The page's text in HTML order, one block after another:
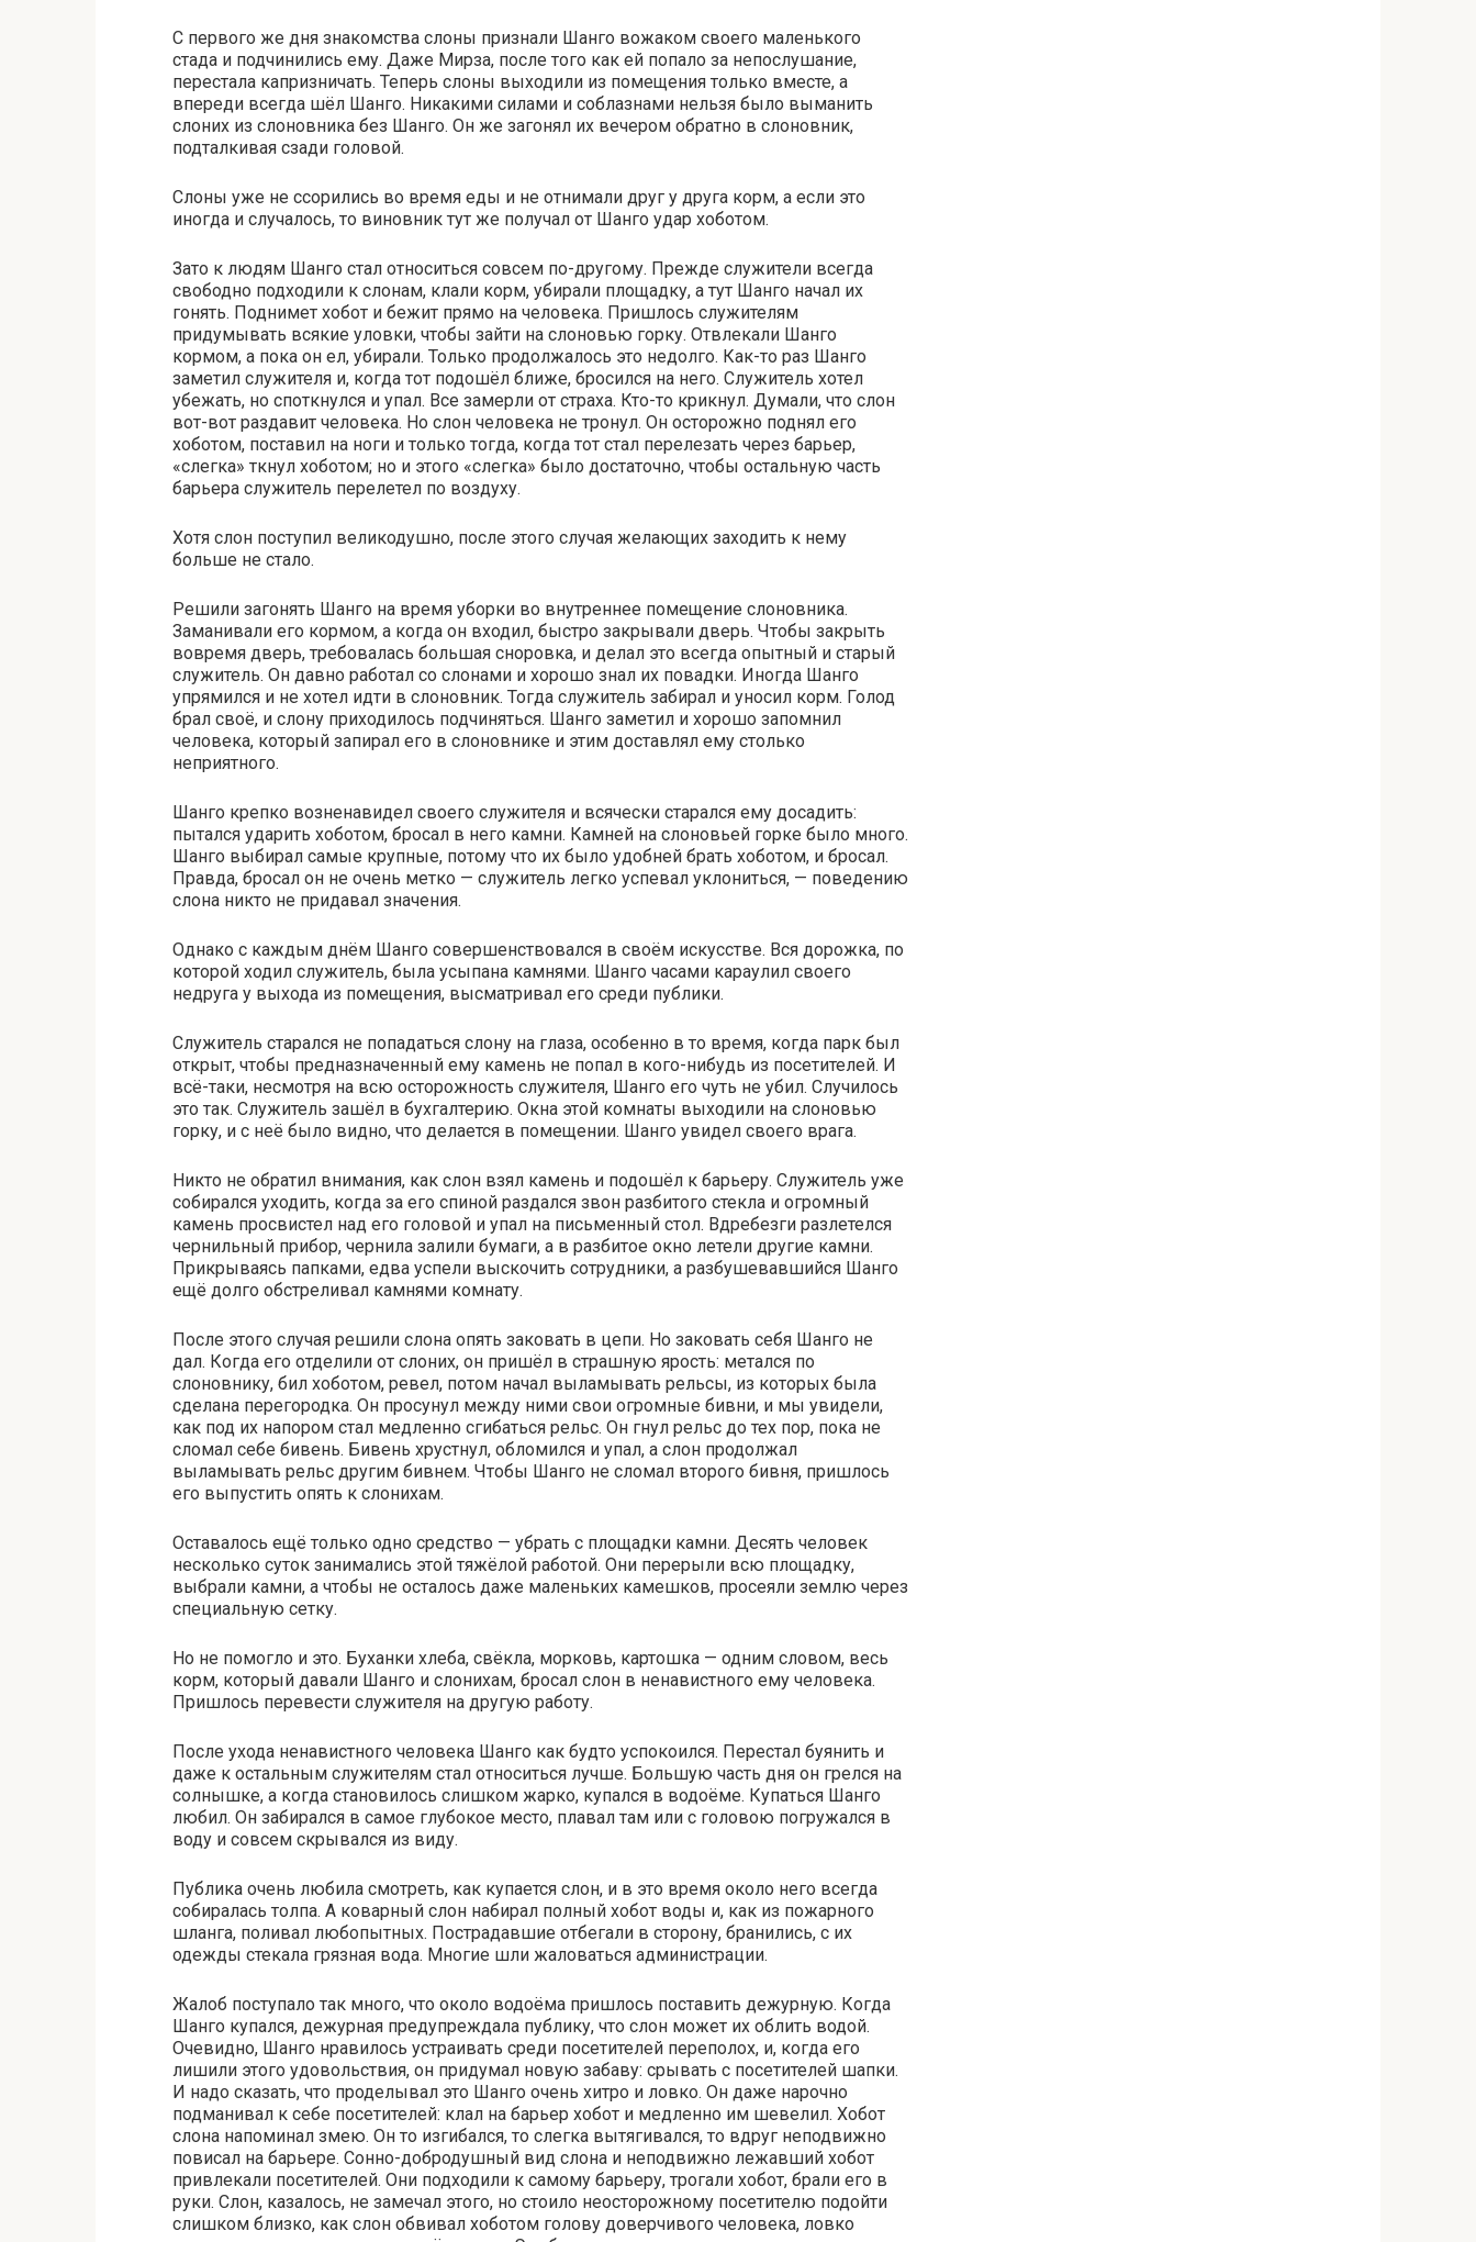
С первого же дня знакомства слоны признали Шанго вожаком своего маленького
стада и подчинились ему. Даже Мирза, после того как ей попало за непослушание,
перестала капризничать. Теперь слоны выходили из помещения только вместе, а
впереди всегда шёл Шанго. Никакими силами и соблазнами нельзя было выманить
слоних из слоновника без Шанго. Он же загонял их вечером обратно в слоновник,
подталкивая сзади головой.
Слоны уже не ссорились во время еды и не отнимали друг у друга корм, а если это
иногда и случалось, то виновник тут же получал от Шанго удар хоботом.
Зато к людям Шанго стал относиться совсем по-другому. Прежде служители всегда
свободно подходили к слонам, клали корм, убирали площадку, а тут Шанго начал их
гонять. Поднимет хобот и бежит прямо на человека. Пришлось служителям
придумывать всякие уловки, чтобы зайти на слоновью горку. Отвлекали Шанго
кормом, а пока он ел, убирали. Только продолжалось это недолго. Как-то раз Шанго
заметил служителя и, когда тот подошёл ближе, бросился на него. Служитель хотел
убежать, но споткнулся и упал. Все замерли от страха. Кто-то крикнул. Думали, что слон
вот-вот раздавит человека. Но слон человека не тронул. Он осторожно поднял его
хоботом, поставил на ноги и только тогда, когда тот стал перелезать через барьер,
«слегка» ткнул хоботом; но и этого «слегка» было достаточно, чтобы остальную часть
барьера служитель перелетел по воздуху.
Хотя слон поступил великодушно, после этого случая желающих заходить к нему
больше не стало.
Решили загонять Шанго на время уборки во внутреннее помещение слоновника.
Заманивали его кормом, а когда он входил, быстро закрывали дверь. Чтобы закрыть
вовремя дверь, требовалась большая сноровка, и делал это всегда опытный и старый
служитель. Он давно работал со слонами и хорошо знал их повадки. Иногда Шанго
упрямился и не хотел идти в слоновник. Тогда служитель забирал и уносил корм. Голод
брал своё, и слону приходилось подчиняться. Шанго заметил и хорошо запомнил
человека, который запирал его в слоновнике и этим доставлял ему столько
неприятного.
Шанго крепко возненавидел своего служителя и всячески старался ему досадить:
пытался ударить хоботом, бросал в него камни. Камней на слоновьей горке было много.
Шанго выбирал самые крупные, потому что их было удобней брать хоботом, и бросал.
Правда, бросал он не очень метко — служитель легко успевал уклониться, — поведению
слона никто не придавал значения.
Однако с каждым днём Шанго совершенствовался в своём искусстве. Вся дорожка, по
которой ходил служитель, была усыпана камнями. Шанго часами караулил своего
недруга у выхода из помещения, высматривал его среди публики.
Служитель старался не попадаться слону на глаза, особенно в то время, когда парк был
открыт, чтобы предназначенный ему камень не попал в кого-нибудь из посетителей. И
всё-таки, несмотря на всю осторожность служителя, Шанго его чуть не убил. Случилось
это так. Служитель зашёл в бухгалтерию. Окна этой комнаты выходили на слоновью
горку, и с неё было видно, что делается в помещении. Шанго увидел своего врага.
Никто не обратил внимания, как слон взял камень и подошёл к барьеру. Служитель уже
собирался уходить, когда за его спиной раздался звон разбитого стекла и огромный
камень просвистел над его головой и упал на письменный стол. Вдребезги разлетелся
чернильный прибор, чернила залили бумаги, а в разбитое окно летели другие камни.
Прикрываясь папками, едва успели выскочить сотрудники, а разбушевавшийся Шанго
ещё долго обстреливал камнями комнату.
После этого случая решили слона опять заковать в цепи. Но заковать себя Шанго не
дал. Когда его отделили от слоних, он пришёл в страшную ярость: метался по
слоновнику, бил хоботом, ревел, потом начал выламывать рельсы, из которых была
сделана перегородка. Он просунул между ними свои огромные бивни, и мы увидели,
как под их напором стал медленно сгибаться рельс. Он гнул рельс до тех пор, пока не
сломал себе бивень. Бивень хрустнул, обломился и упал, а слон продолжал
выламывать рельс другим бивнем. Чтобы Шанго не сломал второго бивня, пришлось
его выпустить опять к слонихам.
Оставалось ещё только одно средство — убрать с площадки камни. Десять человек
несколько суток занимались этой тяжёлой работой. Они перерыли всю площадку,
выбрали камни, а чтобы не осталось даже маленьких камешков, просеяли землю через
специальную сетку.
Но не помогло и это. Буханки хлеба, свёкла, морковь, картошка — одним словом, весь
корм, который давали Шанго и слонихам, бросал слон в ненавистного ему человека.
Пришлось перевести служителя на другую работу.
После ухода ненавистного человека Шанго как будто успокоился. Перестал буянить и
даже к остальным служителям стал относиться лучше. Большую часть дня он грелся на
солнышке, а когда становилось слишком жарко, купался в водоёме. Купаться Шанго
любил. Он забирался в самое глубокое место, плавал там или с головою погружался в
воду и совсем скрывался из виду.
Публика очень любила смотреть, как купается слон, и в это время около него всегда
собиралась толпа. А коварный слон набирал полный хобот воды и, как из пожарного
шланга, поливал любопытных. Пострадавшие отбегали в сторону, бранились, с их
одежды стекала грязная вода. Многие шли жаловаться администрации.
Жалоб поступало так много, что около водоёма пришлось поставить дежурную. Когда
Шанго купался, дежурная предупреждала публику, что слон может их облить водой.
Очевидно, Шанго нравилось устраивать среди посетителей переполох, и, когда его
лишили этого удовольствия, он придумал новую забаву: срывать с посетителей шапки.
И надо сказать, что проделывал это Шанго очень хитро и ловко. Он даже нарочно
подманивал к себе посетителей: клал на барьер хобот и медленно им шевелил. Хобот
слона напоминал змею. Он то изгибался, то слегка вытягивался, то вдруг неподвижно
повисал на барьере. Сонно-добродушный вид слона и неподвижно лежавший хобот
привлекали посетителей. Они подходили к самому барьеру, трогали хобот, брали его в
руки. Слон, казалось, не замечал этого, но стоило неосторожному посетителю подойти
слишком близко, как слон обвивал хоботом голову доверчивого человека, ловко